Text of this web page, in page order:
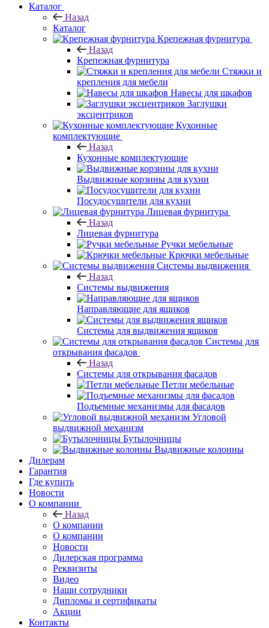
Каталог
Назад
Каталог
Крепежная фурнитура
Назад
Крепежная фурнитура
Стяжки и
крепления для мебели
Навесы для шкафов
Заглушки
эксцентриков
Кухонные
комплектующие
Назад
Кухонные комплектующие
Выдвижные корзины для кухни
Посудосушители для кухни
Лицевая фурнитура
Назад
Лицевая фурнитура
Ручки мебельные
Крючки мебельные
Системы выдвижения
Назад
Системы выдвижения
Направляющие для ящиков
Системы для выдвижения ящиков
Системы для
открывания фасадов
Назад
Системы для открывания фасадов
Петли мебельные
Подъемные механизмы для фасадов
Угловой
выдвижной механизм
Бутылочницы
Выдвижные колонны
Дилерам
Гарантия
Где купить
Новости
О компании
Назад
О компании
О компании
Новости
Дилерская программа
Реквизиты
Видео
Наши сотрудники
Дипломы и сертификаты
Акции
Контакты